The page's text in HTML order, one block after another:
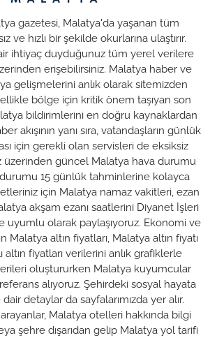
gazetesi, Malatya'da yaşanan tüm
ve hızlı bir şekilde okurlarına ulaştırır.
ihtiyaç duyduğunuz tüm yerel verilere
erişebilirsiniz. Malatya haber ve
gelişmelerini anlık olarak sitemizden
bölge için kritik önem taşıyan son
bildirimlerini en doğru kaynaklardan
akışının yanı sıra, vatandaşların günlük
için gerekli olan servisleri de eksiksiz
üzerinden güncel Malatya hava durumu
15 günlük tahminlerine kolayca
için Malatya namaz vakitleri, ezan
akşam ezanı saatlerini Diyanet İşleri
uyumlu olarak paylaşıyoruz. Ekonomi ve
Malatya altın fiyatları, Malatya altın fiyatı
altın fiyatları verilerini anlık grafiklerle
oluştururken Malatya kuyumcular
referans alıyoruz. Şehirdeki sosyal hayata
detaylar da sayfalarımızda yer alır.
Malatya otelleri hakkında bilgi
şehre dışarıdan gelip Malatya yol tarifi